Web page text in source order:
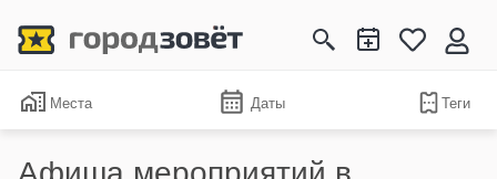
Места Даты Теги